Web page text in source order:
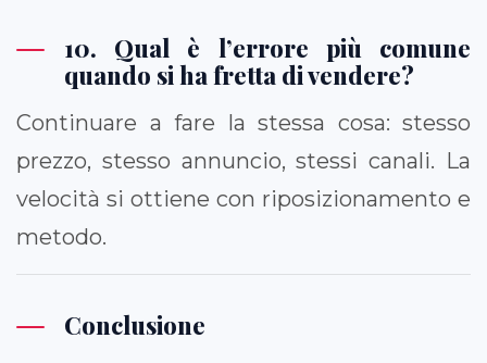
10. Qual è l’errore più comune
quando si ha fretta di vendere?
Continuare a fare la stessa cosa: stesso
prezzo, stesso annuncio, stessi canali. La
velocità si ottiene con riposizionamento e
metodo.
Conclusione